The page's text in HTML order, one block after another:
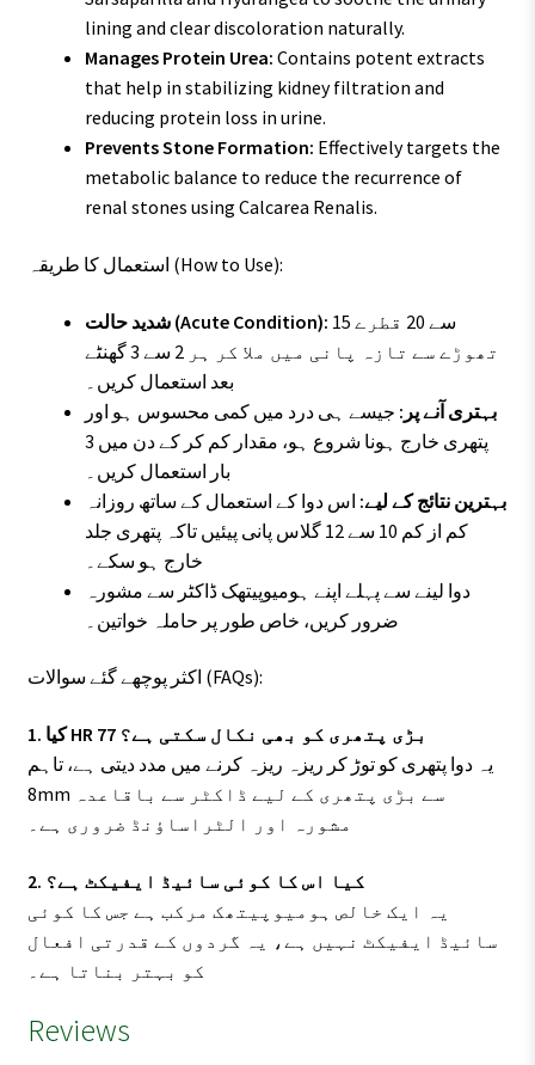
lining and clear discoloration naturally.
Manages Protein Urea: Contains potent extracts
that help in stabilizing kidney filtration and
reducing protein loss in urine.
Prevents Stone Formation: Effectively targets the
metabolic balance to reduce the recurrence of
renal stones using Calcarea Renalis.
استعمال کا طریقہ (How to Use):
شدید حالت (Acute Condition): 15 سے 20 قطرے
تھوڑے سے تازہ پانی میں ملا کر ہر 2 سے 3 گھنٹے
بعد استعمال کریں۔
بہتری آنے پر: جیسے ہی درد میں کمی محسوس ہو اور
پتھری خارج ہونا شروع ہو، مقدار کم کر کے دن میں 3
بار استعمال کریں۔
بہترین نتائج کے لیے: اس دوا کے استعمال کے ساتھ روزانہ
کم از کم 10 سے 12 گلاس پانی پیئیں تاکہ پتھری جلد
خارج ہو سکے۔
دوا لینے سے پہلے اپنے ہومیوپیتھک ڈاکٹر سے مشورہ
ضرور کریں، خاص طور پر حاملہ خواتین۔
اکثر پوچھے گئے سوالات (FAQs):
1. کیا HR 77 بڑی پتھری کو بھی نکال سکتی ہے؟
یہ دوا پتھری کو توڑ کر ریزہ ریزہ کرنے میں مدد دیتی ہے، تاہم
8mm سے بڑی پتھری کے لیے ڈاکٹر سے باقاعدہ
مشورہ اور الٹراساؤنڈ ضروری ہے۔
2. کیا اس کا کوئی سائیڈ ایفیکٹ ہے؟
یہ ایک خالص ہومیوپیتھک مرکب ہے جس کا کوئی
سائیڈ ایفیکٹ نہیں ہے، یہ گردوں کے قدرتی افعال
کو بہتر بناتا ہے۔
Reviews